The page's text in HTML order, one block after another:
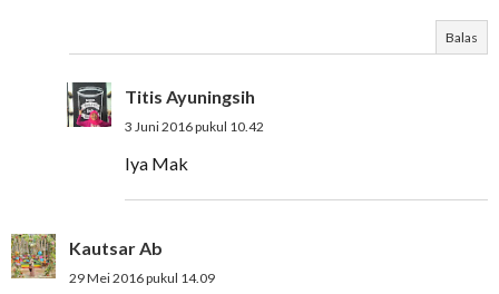
Balas
Titis Ayuningsih
3 Juni 2016 pukul 10.42
Iya Mak
Kautsar Ab
29 Mei 2016 pukul 14.09